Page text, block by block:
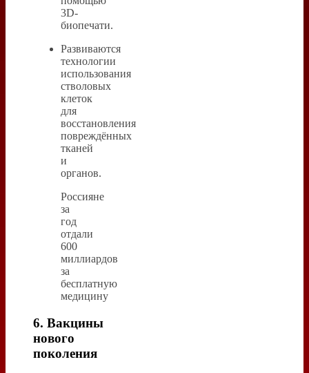
3D-
биопечати.
Развиваются
технологии
использования
стволовых
клеток
для
восстановления
повреждённых
тканей
и
органов.
Россияне
за
год
отдали
600
миллиардов
за
бесплатную
медицину
6. Вакцины
нового
поколения